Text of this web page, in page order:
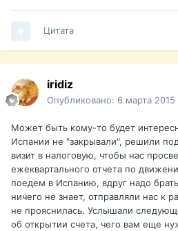
Цитата
iridiz
Опубликовано: 6 марта 2015
Может быть кому-то будет
Испании не "закрывали", решили
визит в налоговую, чтобы нас
ежеквартального отчета по
поедем в Испанию, вдруг надо
ничего не знает, отправляли нас к
не прояснилась. Услышали
об открытии счета, чего вам еще